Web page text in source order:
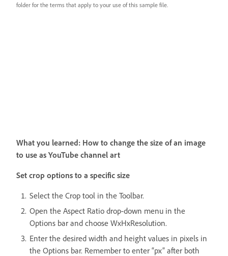
folder for the terms that apply to your use of this sample file.
What you learned: How to change the size of an image
to use as YouTube channel art
Set crop options to a specific size
Select the Crop tool in the Toolbar.
Open the Aspect Ratio drop-down menu in the
Options bar and choose WxHxResolution.
Enter the desired width and height values in pixels in
the Options bar. Remember to enter “px” after both